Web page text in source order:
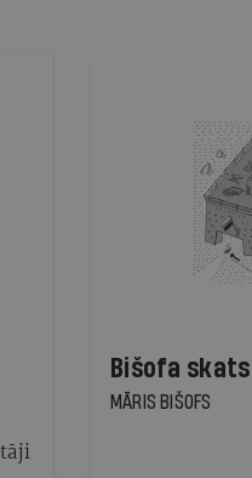
Bišofa skats
MĀRIS BIŠOFS